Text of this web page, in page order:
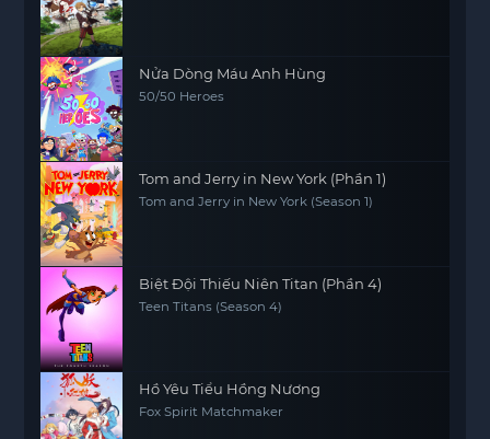
Nửa Dòng Máu Anh Hùng
50/50 Heroes
Tom and Jerry in New York (Phần 1)
Tom and Jerry in New York (Season 1)
Biệt Đội Thiếu Niên Titan (Phần 4)
Teen Titans (Season 4)
Hồ Yêu Tiểu Hồng Nương
Fox Spirit Matchmaker